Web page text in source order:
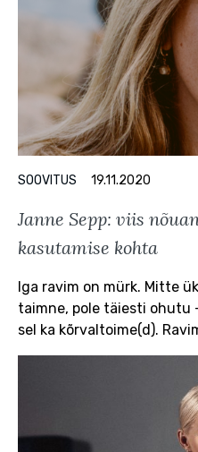
Janne Sepp: viis
kasutamise kohta
Iga ravim on mürk. Mitte
taimne, pole täiesti ohutu
sel ka kõrvaltoime(d).
SOOVITUS 19.11.2020